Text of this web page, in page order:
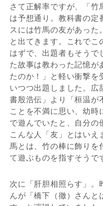
さて正解率ですが、「
は予想通り。教科書の定
スには竹馬の友があった
と出てきます。これでこ
はずで、出題者もそうで
た故事は教わった記憶が
たのか！」と軽い衝撃を
いつつ出題しました。広
書殷浩伝」より「桓温が
ことを不満に思い、幼
で遊んでいたと、自分の
こんな人「友」とはい
馬とは、竹の棒に飾りを
て遊ぶものを指すそうで
次に「肝胆相照らす」。
んが「橋下（徹）さんと